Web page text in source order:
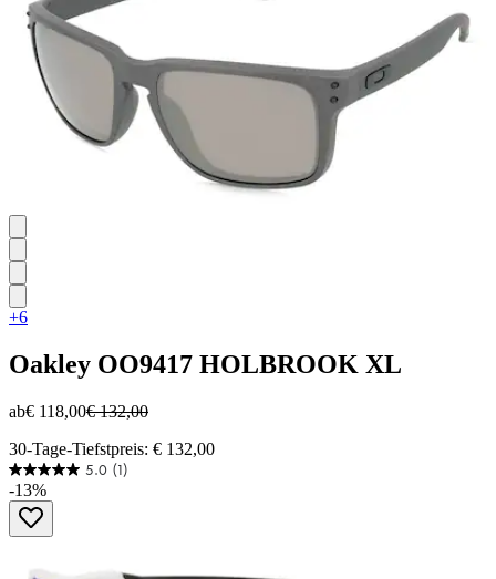
+6
Oakley OO9417 HOLBROOK XL
ab€ 118,00€ 132,00
30-Tage-Tiefstpreis: € 132,00
5.0 (1)
5.0
von
Sternen.
-13%